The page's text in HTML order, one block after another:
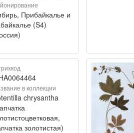
Прибайкалье и
(S4)
в коллекции
chrysantha
золотистая)